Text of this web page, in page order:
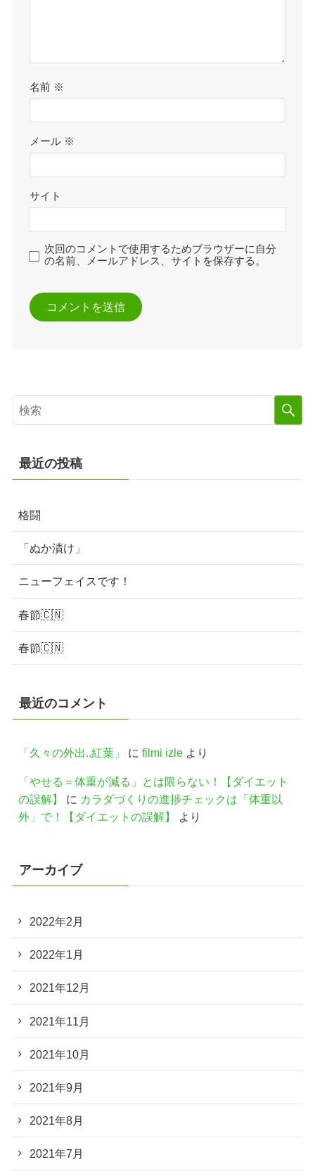
名前 ※
メール ※
サイト
次回のコメントで使用するためブラウザーに自分
の名前、メールアドレス、サイトを保存する。
最近の投稿
格闘
「ぬか漬け」
ニューフェイスです！
春節🇨🇳
春節🇨🇳
最近のコメント
「久々の外出..紅葉」 に filmi izleより
「やせる＝体重が減る」とは限らない！【ダイエット
の誤解】
に カラダづくりの進捗チェックは「体重以
外」で！【ダイエットの誤解】
より
アーカイブ
2022年2月
2022年1月
2021年12月
2021年11月
2021年10月
2021年9月
2021年8月
2021年7月